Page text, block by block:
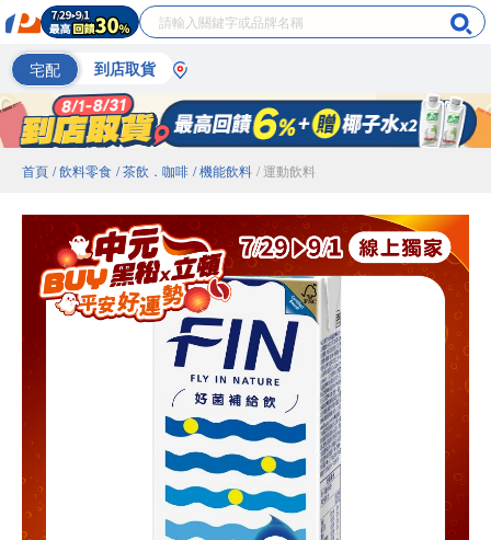
宅配 到店取貨
首頁 / 飲料零食 / 茶飲．咖啡 / 機能飲料 / 運動飲料